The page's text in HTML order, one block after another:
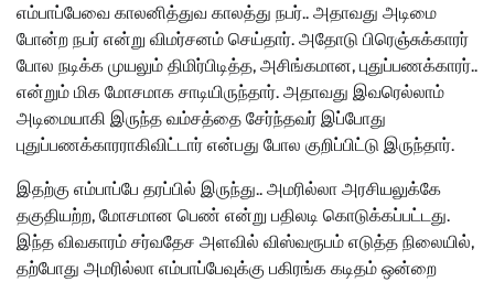
எம்பாப்பேவை காலனித்துவ காலத்து நபர்.. அதாவது அடிமை
போன்ற நபர் என்று விமர்சனம் செய்தார். அதோடு பிரெஞ்சுக்காரர்
போல நடிக்க முயலும் திமிர்பிடித்த, அசிங்கமான, புதுப்பணக்காரர்..
என்றும் மிக மோசமாக சாடியிருந்தார். அதாவது இவரெல்லாம்
அடிமையாகி இருந்த வம்சத்தை சேர்ந்தவர் இப்போது
புதுப்பணக்காரராகிவிட்டார் என்பது போல குறிப்பிட்டு இருந்தார்.
இதற்கு எம்பாப்பே தரப்பில் இருந்து.. அமரில்லா அரசியலுக்கே
தகுதியற்ற, மோசமான பெண் என்று பதிலடி கொடுக்கப்பட்டது.
இந்த விவகாரம் சர்வதேச அளவில் விஸ்வரூபம் எடுத்த நிலையில்,
தற்போது அமரில்லா எம்பாப்பேவுக்கு பகிரங்க கடிதம் ஒன்றை